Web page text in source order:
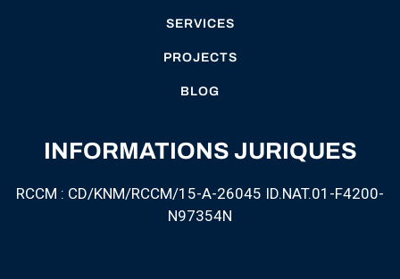
SERVICES
PROJECTS
BLOG
INFORMATIONS JURIQUES
RCCM : CD/KNM/RCCM/15-A-26045 ID.NAT.01-F4200-
N97354N